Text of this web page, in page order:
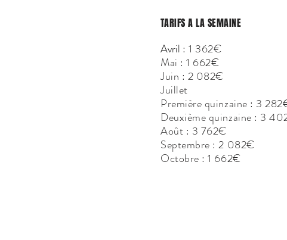
TARIFS A LA SEMAINE
Avril : 1 362€
Mai : 1 662€
Juin : 2 082€
Juillet
Première quinzaine : 3
Deuxième quinzaine : 3
Août : 3 762€
Septembre : 2 082€
Octobre : 1 662€